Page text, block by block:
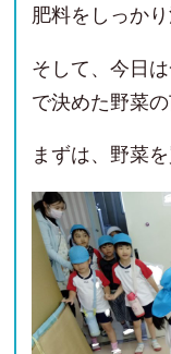
肥料をしっか
そして、今日
で決めた野菜
まずは、野菜